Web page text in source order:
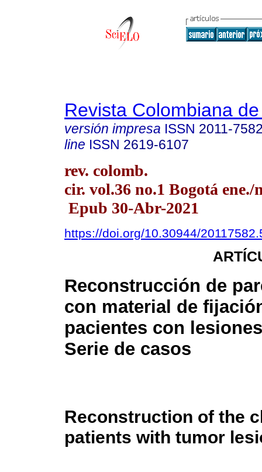
Revista Colombiana
versión impresa ISSN 2011-
line ISSN 2619-6107
rev. colomb.
cir. vol.36 no.1 Bogotá ene./
Epub 30-Abr-2021
https://doi.org/10.30944/
Reconstrucción de
con material de
pacientes con
Serie de casos
Reconstruction of the
patients with tumor